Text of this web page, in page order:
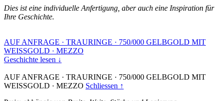
Dies ist eine individuelle Anfertigung, aber auch eine Inspiration für
Ihre Geschichte.
AUF ANFRAGE · TRAURINGE · 750/000 GELBGOLD MIT
WEISSGOLD · MEZZO
Geschichte lesen ↓
AUF ANFRAGE · TRAURINGE · 750/000 GELBGOLD MIT
WEISSGOLD · MEZZO Schliessen ↑